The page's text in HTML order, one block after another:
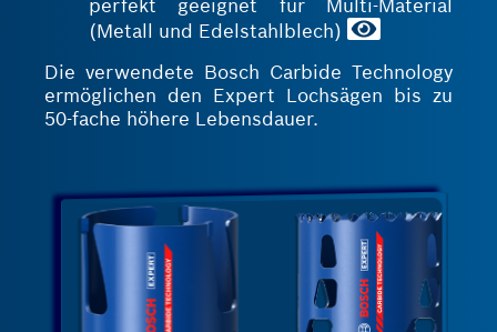
perfekt geeignet für Multi-Material
(Metall und Edelstahlblech)
Die verwendete Bosch Carbide Technology
ermöglichen den Expert Lochsägen bis zu
50-fache höhere Lebensdauer.